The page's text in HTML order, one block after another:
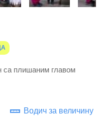
са плишаним главом
Водич за величину